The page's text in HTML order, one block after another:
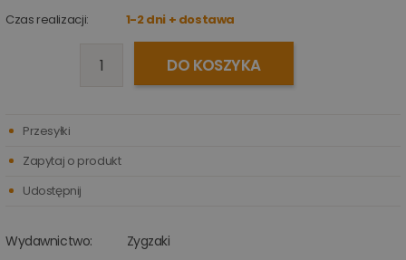
Czas realizacji:
1-2 dni + dostawa
DO KOSZYKA
Wydawnictwo:
Zygzaki
Przesyłki
Zapytaj o produkt
Udostępnij